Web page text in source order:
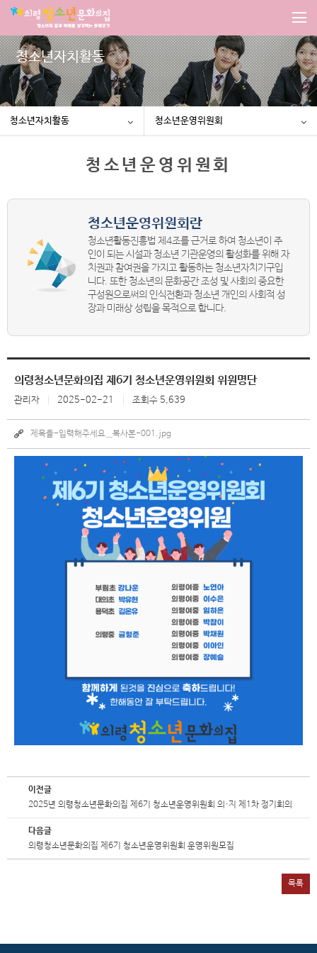
청소년자치활동
청소년자치활동 청소년운영위원회
청소년운영위원회
청소년운영위원회란
청소년활동진흥법 제4조를 근거로 하여 청소년이 주
인이 되는 시설과 청소년 기관운영의 활성화를 위해 자
치권과 참여권을 가지고 활동하는 청소년자치기구입
니다. 또한 청소년의 문화공간 조성 및 사회의 중요한
구성원으로써의 인식전환과 청소년 개인의 사회적 성
장과 미래상 성립을 목적으로 합니다.
의령청소년문화의집 제6기 청소년운영위원회 위원명단
관리자 2025-02-21 조회수 5,639
제목을-입력해주세요__복사본-001.jpg
이전글
2025년 의령청소년문화의집 제6기 청소년운영위원회 의·지 제1차 정기회의
다음글
의령청소년문화의집 제6기 청소년운영위원회 운영위원모집
목록